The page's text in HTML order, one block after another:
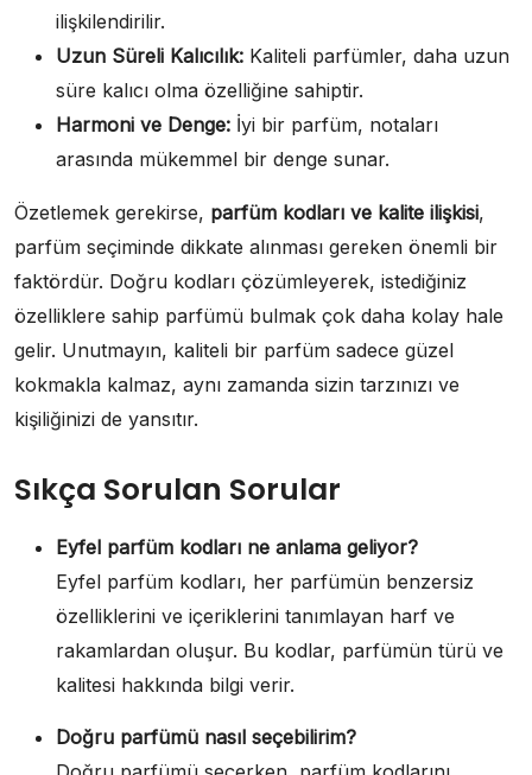
ilişkilendirilir.
Uzun Süreli Kalıcılık: Kaliteli parfümler, daha uzun
süre kalıcı olma özelliğine sahiptir.
Harmoni ve Denge: İyi bir parfüm, notaları
arasında mükemmel bir denge sunar.
Özetlemek gerekirse, parfüm kodları ve kalite ilişkisi,
parfüm seçiminde dikkate alınması gereken önemli bir
faktördür. Doğru kodları çözümleyerek, istediğiniz
özelliklere sahip parfümü bulmak çok daha kolay hale
gelir. Unutmayın, kaliteli bir parfüm sadece güzel
kokmakla kalmaz, aynı zamanda sizin tarzınızı ve
kişiliğinizi de yansıtır.
Sıkça Sorulan Sorular
Eyfel parfüm kodları ne anlama geliyor?
Eyfel parfüm kodları, her parfümün benzersiz
özelliklerini ve içeriklerini tanımlayan harf ve
rakamlardan oluşur. Bu kodlar, parfümün türü ve
kalitesi hakkında bilgi verir.
Doğru parfümü nasıl seçebilirim?